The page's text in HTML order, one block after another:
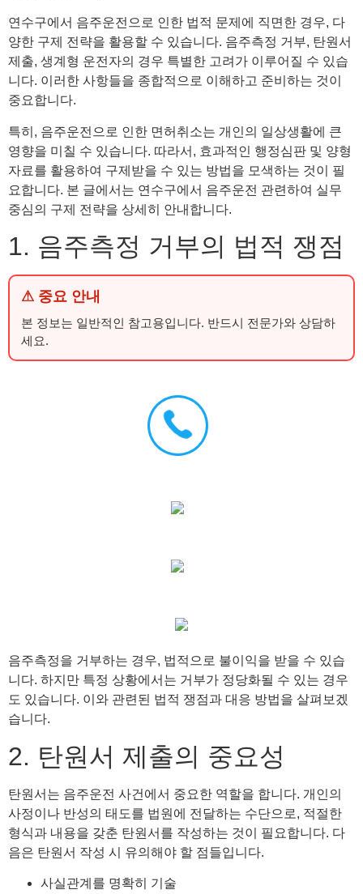
연수구에서 음주운전으로 인한 법적 문제에 직면한 경우, 다
양한 구제 전략을 활용할 수 있습니다. 음주측정 거부, 탄원서
제출, 생계형 운전자의 경우 특별한 고려가 이루어질 수 있습
니다. 이러한 사항들을 종합적으로 이해하고 준비하는 것이
중요합니다.
특히, 음주운전으로 인한 면허취소는 개인의 일상생활에 큰
영향을 미칠 수 있습니다. 따라서, 효과적인 행정심판 및 양형
자료를 활용하여 구제받을 수 있는 방법을 모색하는 것이 필
요합니다. 본 글에서는 연수구에서 음주운전 관련하여 실무
중심의 구제 전략을 상세히 안내합니다.
1. 음주측정 거부의 법적 쟁점
⚠ 중요 안내
본 정보는 일반적인 참고용입니다. 반드시 전문가와 상담하
세요.
음주측정을 거부하는 경우, 법적으로 불이익을 받을 수 있습
니다. 하지만 특정 상황에서는 거부가 정당화될 수 있는 경우
도 있습니다. 이와 관련된 법적 쟁점과 대응 방법을 살펴보겠
습니다.
2. 탄원서 제출의 중요성
탄원서는 음주운전 사건에서 중요한 역할을 합니다. 개인의
사정이나 반성의 태도를 법원에 전달하는 수단으로, 적절한
형식과 내용을 갖춘 탄원서를 작성하는 것이 필요합니다. 다
음은 탄원서 작성 시 유의해야 할 점들입니다.
사실관계를 명확히 기술